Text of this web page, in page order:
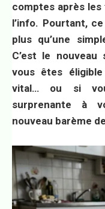
comptes après
l’info. Pourtant,
plus qu’une
C’est le
vous êtes
vital… ou si
surprenante à
nouveau barème